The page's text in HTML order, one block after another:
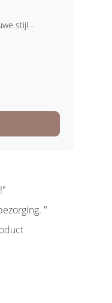
stijl -
"